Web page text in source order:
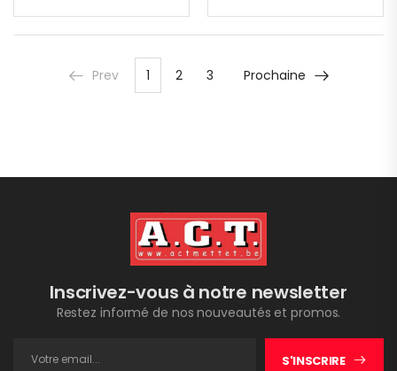
Prev 1 2 3 Prochaine
Inscrivez-vous à notre newsletter
Restez informé de nos nouveautés et promos.
S'INSCRIRE